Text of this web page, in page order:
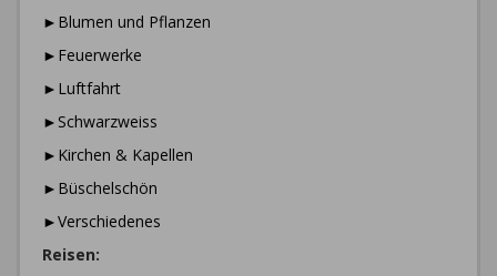
►Blumen und Pflanzen
►Feuerwerke
►Luftfahrt
►Schwarzweiss
►Kirchen & Kapellen
►Büschelschön
►Verschiedenes
Reisen: